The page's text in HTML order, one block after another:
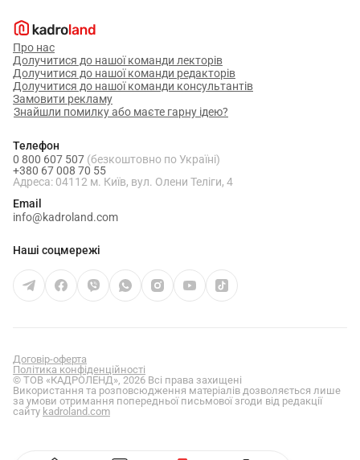
Про нас
Долучитися до нашої команди лекторів
Долучитися до нашої команди редакторів
Долучитися до нашої команди консультантів
Замовити рекламу
Знайшли помилку або маєте гарну ідею?
Телефон
0 800 607 507 (безкоштовно по Україні)
+380 67 008 70 55
Адреса: 04112 м. Київ, вул. Олени Теліги, 4
Email
info@kadroland.com
Наші соцмережі
Договір-оферта
Політика конфіденційності
© ТОВ «КАДРОЛЕНД», 2026 Всі права захищені
Використання та розповсюдження матеріалів дозволяється лише
за умови отримання попередньої письмової згоди від редакції
сайту kadroland.com